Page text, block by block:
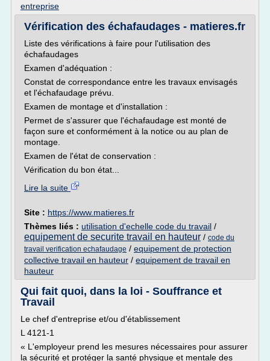
entreprise
Vérification des échafaudages - matieres.fr
Liste des vérifications à faire pour l'utilisation des
échafaudages
Examen d'adéquation :
Constat de correspondance entre les travaux envisagés
et l'échafaudage prévu.
Examen de montage et d'installation :
Permet de s'assurer que l'échafaudage est monté de
façon sure et conformément à la notice ou au plan de
montage.
Examen de l'état de conservation :
Vérification du bon état...
Lire la suite
Site : https://www.matieres.fr
Thèmes liés : utilisation d'echelle code du travail /
equipement de securite travail en hauteur / code du
travail verification echafaudage / equipement de protection
collective travail en hauteur / equipement de travail en
hauteur
Qui fait quoi, dans la loi - Souffrance et
Travail
Le chef d'entreprise et/ou d'établissement
L 4121-1
« L'employeur prend les mesures nécessaires pour assurer
la sécurité et protéger la santé physique et mentale des